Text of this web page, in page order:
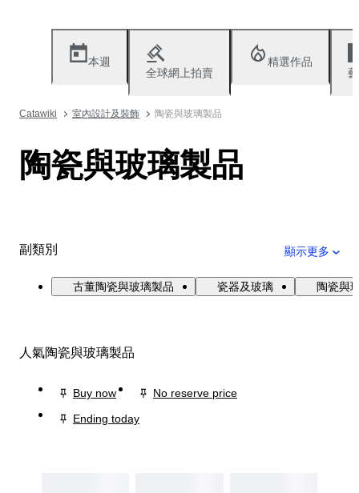
本週
全球網上拍賣
精選作品
Catawiki 室內設計及裝飾 陶瓷與玻璃製品
陶瓷與玻璃製品
副類別 顯示更多
古董陶瓷與玻璃製品 瓷器及玻璃 陶瓷與
人氣陶瓷與玻璃製品
Buy now
No reserve price
Ending today